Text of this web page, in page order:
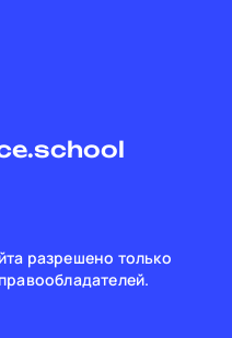
разрешено только